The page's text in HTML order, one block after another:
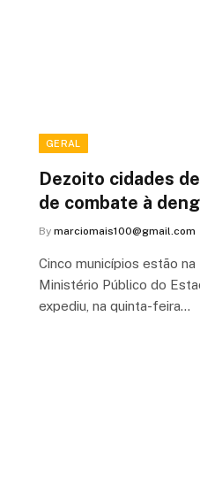
GERAL
Dezoito cidades
de combate à
By marciomais100@gmail.com
Cinco municípios estão
Ministério Público do
expediu, na quinta-feira…